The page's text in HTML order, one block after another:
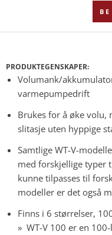
PRODUKTEGENSKAPER:
Volumank/
varmepumpedrift
Brukes for å øke
slitasje uten hyppige
Samtlige WT-V-
med forskjellige typer
kunne tilpasses til
modeller er det også
Finns i 6 størrelser,
WT-V 100 er en